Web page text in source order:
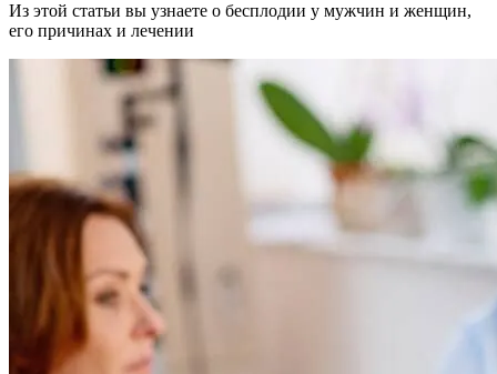
Из этой статьи вы узнаете о бесплодии у мужчин и женщин,
его причинах и лечении